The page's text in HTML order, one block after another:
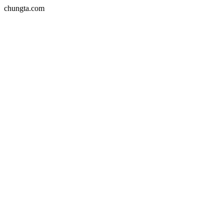
chungta.com